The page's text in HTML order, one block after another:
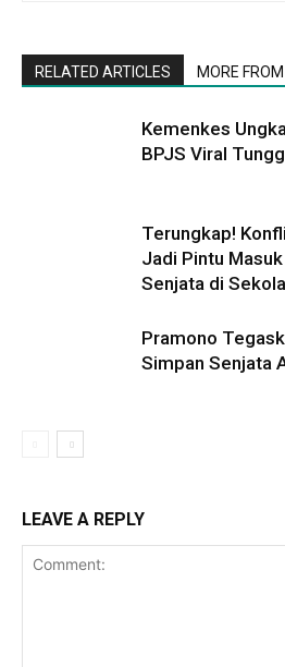
RELATED ARTICLES MORE
Kemenkes
BPJS Viral
Terungkap!
Jadi Pintu
Senjata di
Pramono
Simpan Senjata
LEAVE A REPLY